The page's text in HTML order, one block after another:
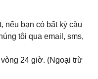
nếu bạn có bất kỳ câu
tôi qua email, sms,
24 giờ. (Ngoại trừ